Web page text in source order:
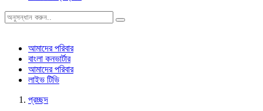
আমাদের পরিবার
বাংলা কনভার্টার
আমাদের পরিবার
লাইভ টিভি
প্রচ্ছদ